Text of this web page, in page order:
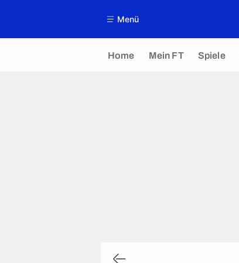
Menü
Home Mein FT Spiele